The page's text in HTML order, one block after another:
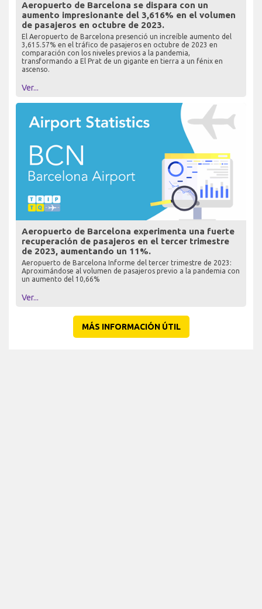
Aeropuerto de Barcelona se dispara con un
aumento impresionante del 3,616% en el volumen
de pasajeros en octubre de 2023.
El Aeropuerto de Barcelona presenció un increíble aumento del
3,615.57% en el tráfico de pasajeros en octubre de 2023 en
comparación con los niveles previos a la pandemia,
transformando a El Prat de un gigante en tierra a un fénix en
ascenso.
Ver...
Aeropuerto de Barcelona experimenta una fuerte
recuperación de pasajeros en el tercer trimestre
de 2023, aumentando un 11%.
Aeropuerto de Barcelona Informe del tercer trimestre de 2023:
Aproximándose al volumen de pasajeros previo a la pandemia con
un aumento del 10,66%
Ver...
MÁS INFORMACIÓN ÚTIL